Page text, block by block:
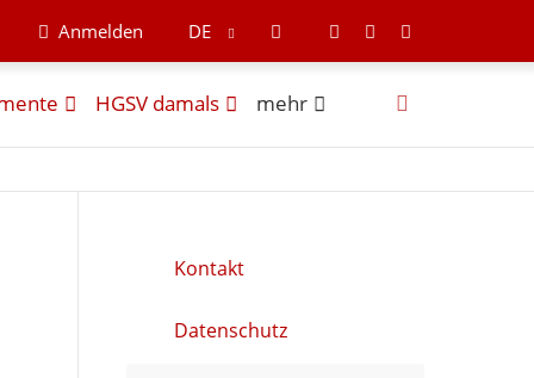
Anmelden DE
HGSV damals mehr
Kontakt
Datenschutz